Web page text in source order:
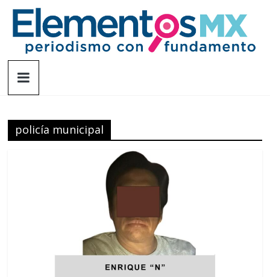
Saltar
contenido
Elementosmx
fundamento
policía municipal